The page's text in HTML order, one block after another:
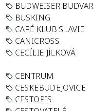
BUDWEISER BUDVAR
BUSKING
CAFÉ KLUB SLAVIE
CANICROSS
CECÍLIE JÍLKOVÁ
CENTRUM
CESKEBUDEJOVICE
CESTOPIS